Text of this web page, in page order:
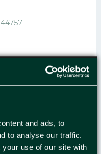
and ads, to
to analyse our traffic.
use of our site with
3M